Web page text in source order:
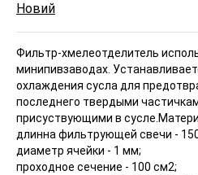
Новий
Фильтр-хмелеотделитель
минипивзаводах.
охлаждения сусла для
последнего твердыми
присуствующими в сусле.
длинна фильтрующей свечи -
диаметр ячейки - 1 мм;
проходное сечение - 100 см2;